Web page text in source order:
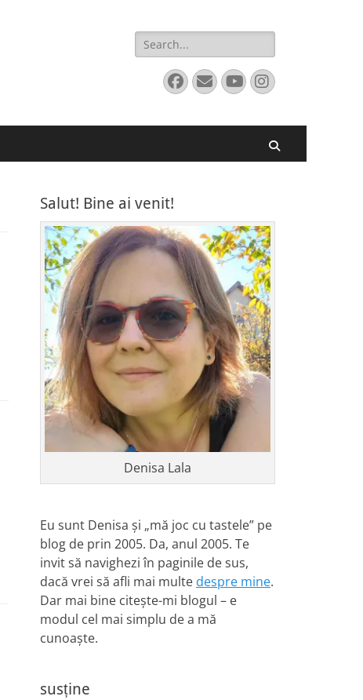
Search
for:
Facebook
EmailYouTube
Instagram
Salut! Bine ai venit!
Denisa Lala
Eu sunt Denisa și „mă joc cu tastele” pe
blog de prin 2005. Da, anul 2005. Te
invit să navighezi în paginile de sus,
dacă vrei să afli mai multe despre mine.
Dar mai bine citește-mi blogul – e
modul cel mai simplu de a mă
cunoaște.
susține